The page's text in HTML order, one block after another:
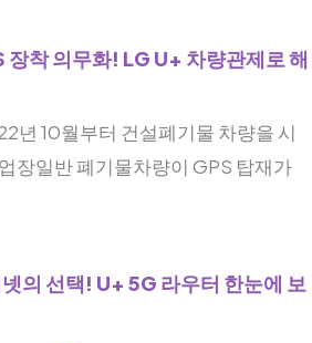
장착 의무화! LG U+ 차량관제로 해
년 10월부터 건설폐기물 차량을 시
장일반 폐기물차량이 GPS 탑재가
의 선택! U+ 5G 라우터 한눈에 보